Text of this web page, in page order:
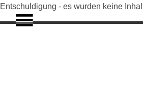
Entschuldigung - es wurden keine